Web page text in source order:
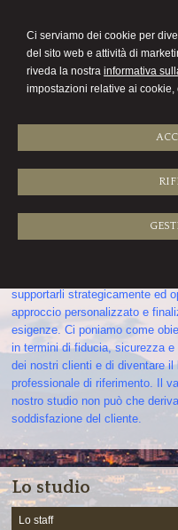
Ci serviamo dei cookie per
del sito web e attività di
riveda la nostra informativa
impostazioni relative ai
Menu
Lo studio
Lo studio fornisce un’ampia
qualificati alle aziende ed alle
supportarli strategicamente ed
approccio personalizzato e
esigenze. Ci poniamo come
in termini di fiducia, sicurezza
dei nostri clienti e di diventare il
professionale di riferimento. Il
nostro studio non può che
soddisfazione del cliente.
Lo studio
Lo staff